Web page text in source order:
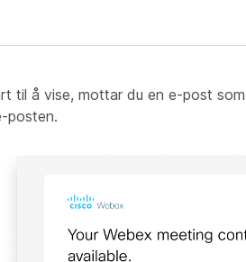
til å vise, mottar du en e-post
posten.